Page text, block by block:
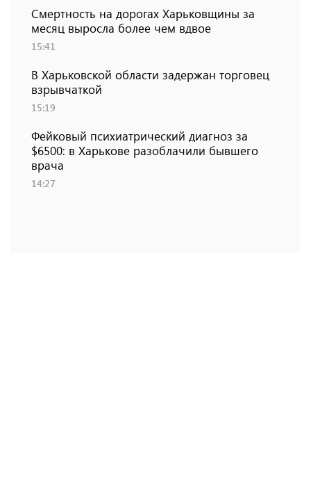
Смертность на дорогах Харьковщины за
месяц выросла более чем вдвое
15:41
В Харьковской области задержан торговец
взрывчаткой
15:19
Фейковый психиатрический диагноз за
$6500: в Харькове разоблачили бывшего
врача
14:27